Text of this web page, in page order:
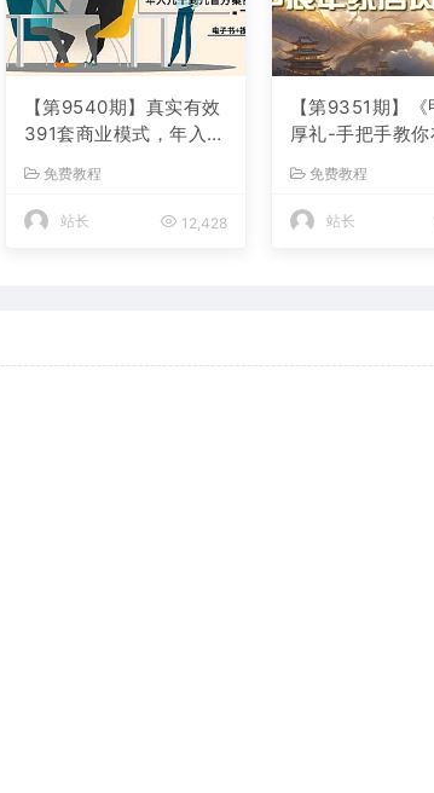
【第9540期】真实有效
391套商业模式，年入几
（电子书+视频+图文）
免费教程
站长 12,428
【第9351期】
厚礼-手把手教你
免费教程
站长